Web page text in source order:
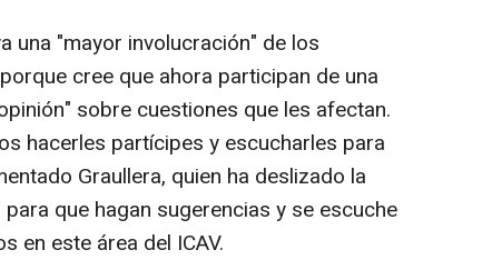
una "mayor involucración" de los
cree que ahora participan de una
sobre cuestiones que les afectan.
hacerles partícipes y escucharles para
Graullera, quien ha deslizado la
que hagan sugerencias y se escuche
en este área del ICAV.